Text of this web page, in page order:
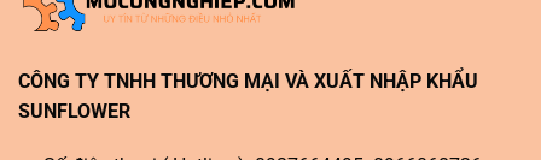
CÔNG TY TNHH THƯƠNG MẠI VÀ XUẤT NHẬP KHẨU
SUNFLOWER